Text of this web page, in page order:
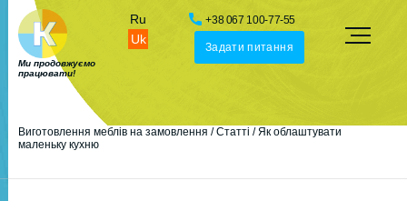
Ми продовжуємо
працювати!
Uk
Ru +38 067 100-77-55
Задати питання
Виготовлення меблів на замовлення /Статті /Як облаштувати
маленьку кухню